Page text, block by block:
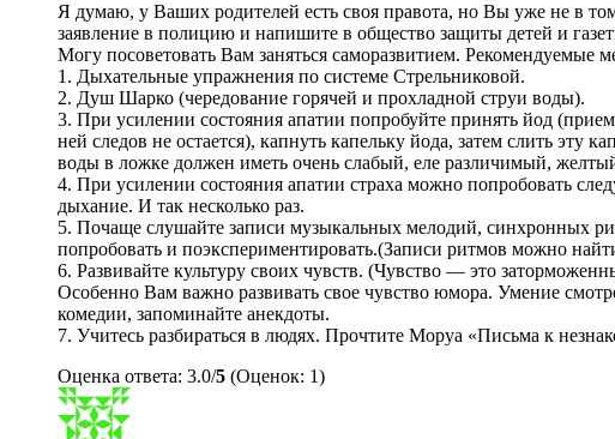
Я думаю, у Ваших родителей есть своя правота, но Вы уже не в
заявление в полицию и напишите в общество защиты детей и
Могу посоветовать Вам заняться саморазвитием.
1. Дыхательные упражнения по системе Стрельниковой.
2. Душ Шарко (чередование горячей и прохладной струи воды).
3. При усилении состояния апатии попробуйте принять йод
ней следов не остается), капнуть капельку йода, затем слить эту
воды в ложке должен иметь очень слабый, еле различимый,
4. При усилении состояния апатии страха можно попробовать
дыхание. И так несколько раз.
5. Почаще слушайте записи музыкальных мелодий, синхронных
попробовать и поэкспериментировать.(Записи ритмов можно
6. Развивайте культуру своих чувств. (Чувство — это
Особенно Вам важно развивать свое чувство юмора. Умение
комедии, запоминайте анекдоты.
7. Учитесь разбираться в людях. Прочтите Моруа «Письма к
Оценка ответа: 3.0/5 (Оценок: 1)